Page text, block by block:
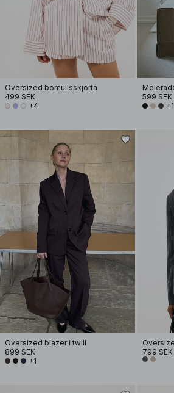
Oversized bomullsskjorta
499 SEK
+4
599 SEK
+1
Oversized blazer i twill
899 SEK
+1
799 SEK